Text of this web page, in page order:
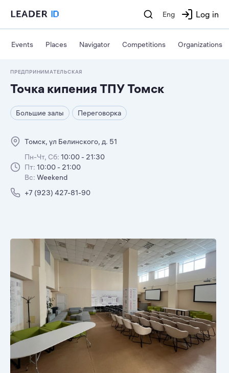
Eng Log in
Events Places Navigator Competitions Organizations
ПРЕДПРИНИМАТЕЛЬСКАЯ
Точка кипения ТПУ Томск
Большие залы Переговорка
Томск, ул Белинского, д. 51
Пн-Чт, Сб: 10:00 - 21:30
Пт: 10:00 - 21:00
Вс: Weekend
+7 (923) 427-81-90